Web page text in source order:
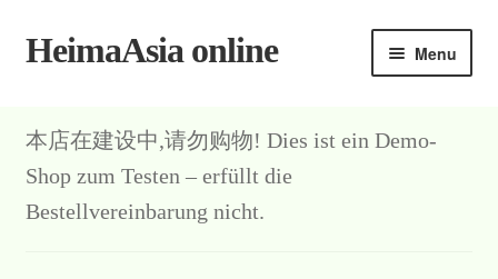
Skip
Skip
HeimaAsia online Menu
本店在建设中,请勿购物! Dies ist ein Demo-
Shop zum Testen – erfüllt die
Bestellvereinbarung nicht.